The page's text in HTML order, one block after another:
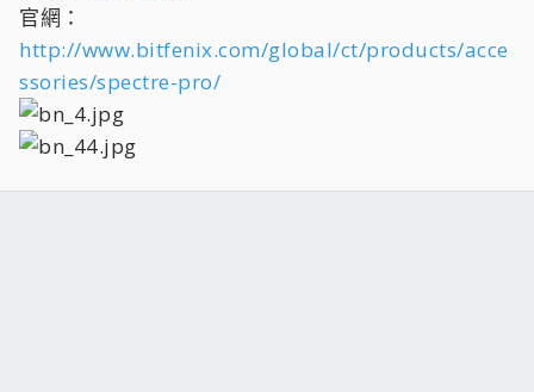
官網：
http://www.bitfenix.com/global/ct/products/acce
ssories/spectre-pro/